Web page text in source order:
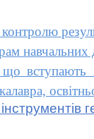
навчальних